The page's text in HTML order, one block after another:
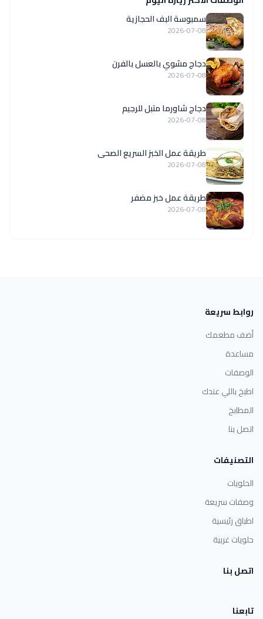
سمبوسة البف الحجازية
2026-07-08
دجاج مشوي بالعسل بالفرن
2026-07-08
دجاج شاورما متبل للرجيم
2026-07-08
طريقة عمل الخبز السريع الصحى
2026-07-08
طريقة عمل خبز مضفر
2026-07-08
روابط سريعة
أضف مطعمك
مساعدة
الوصفات
اطبخ باللي عندك
المطابخ
اتصل بنا
التصنيفات
الحلويات
وصفات سريعة
اطباق رئيسية
حلويات غربية
اتصل بنا
تابعنا